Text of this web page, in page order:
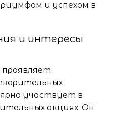
и успехом в
и интересы
участвует в
акциях. Он